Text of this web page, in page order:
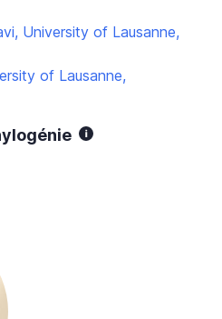
University of Lausanne,
of Lausanne,